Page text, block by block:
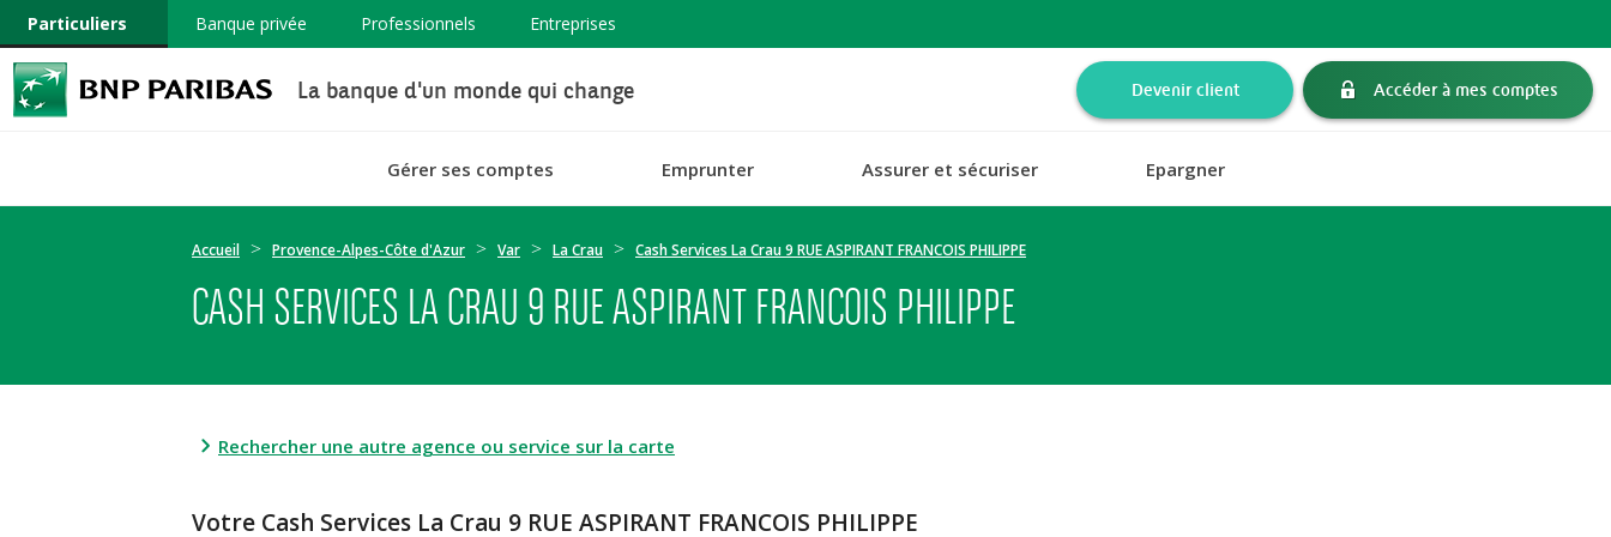
Particuliers Banque privée Professionnels Entreprises
La banque d'un monde qui change Devenir client Accéder à mes comptes
Gérer ses comptes Emprunter Assurer et sécuriser Epargner
Accueil Provence-Alpes-Côte d'Azur Var La Crau Cash Services La Crau 9 RUE ASPIRANT FRANCOIS PHILIPPE
CASH SERVICES LA CRAU 9 RUE ASPIRANT FRANCOIS PHILIPPE
Rechercher une autre agence ou service sur la carte
Votre Cash Services La Crau 9 RUE ASPIRANT FRANCOIS PHILIPPE